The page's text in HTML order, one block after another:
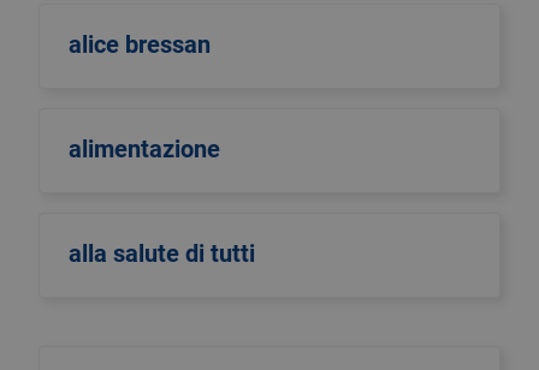
alice bressan
alimentazione
alla salute di tutti